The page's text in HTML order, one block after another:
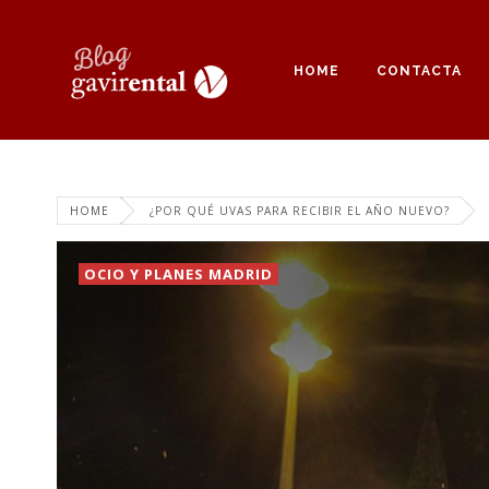
HOME CONTACTA
HOME ¿POR QUÉ UVAS PARA RECIBIR EL AÑO NUEVO?
OCIO Y PLANES MADRID